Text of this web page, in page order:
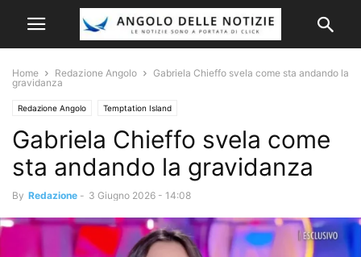
Home Redazione Angolo
Gabriela Chieffo svela come sta andando la
gravidanza
Redazione Angolo Temptation Island
Gabriela Chieffo svela come
sta andando la gravidanza
By Redazione - 3 Giugno 2026 - 14:08